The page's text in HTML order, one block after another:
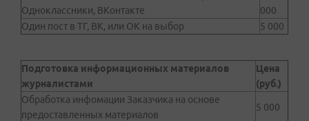
Одноклассники, ВКонтакте
000
Один пост в ТГ, ВК, или ОК на выбор
5 000
Подготовка информационных материалов
журналистами
Цена
(руб.)
Обработка инфомации Заказчика на основе
предоставленных материалов
5 000